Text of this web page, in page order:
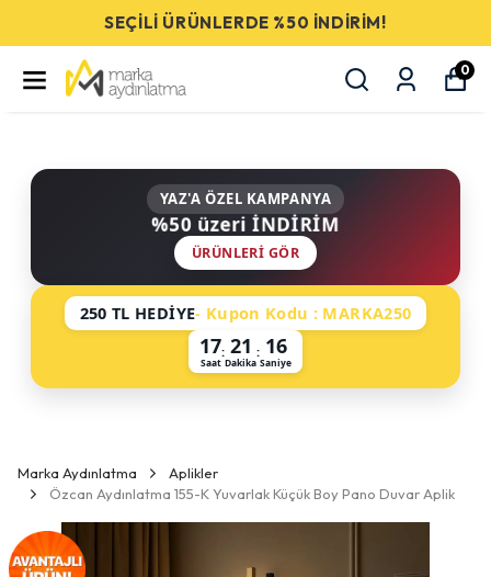
SEÇİLİ ÜRÜNLERDE %50 İNDİRİM!
0
YAZ'A ÖZEL KAMPANYA
%50 üzeri İNDİRİM
ÜRÜNLERI GÖR
250 TL HEDİYE- Kupon Kodu : MARKA250
17
Saat
: 21
Dakika
: 15
Saniye
Marka Aydınlatma
Aplikler
Özcan Aydınlatma 155-K Yuvarlak Küçük Boy Pano Duvar Aplik